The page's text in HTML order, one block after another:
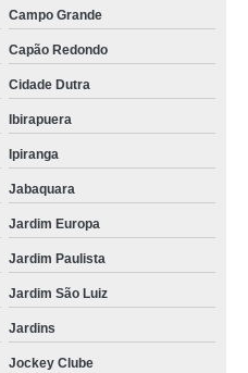
Campo Grande
Capão Redondo
Cidade Dutra
Ibirapuera
Ipiranga
Jabaquara
Jardim Europa
Jardim Paulista
Jardim São Luiz
Jardins
Jockey Clube